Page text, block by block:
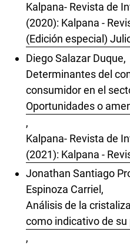
Kalpana- Revista de
(2020): Kalpana -
(Edición especial)
Diego Salazar Duque,
Determinantes del
consumidor en el
Oportunidades o
,
Kalpana- Revista de
(2021): Kalpana -
Jonathan Santiago
Espinoza Carriel,
Análisis de la
como indicativo de su
,